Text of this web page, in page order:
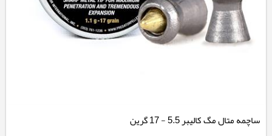
ساچمه متال مگ کالیبر 5.5 - 17 گرین